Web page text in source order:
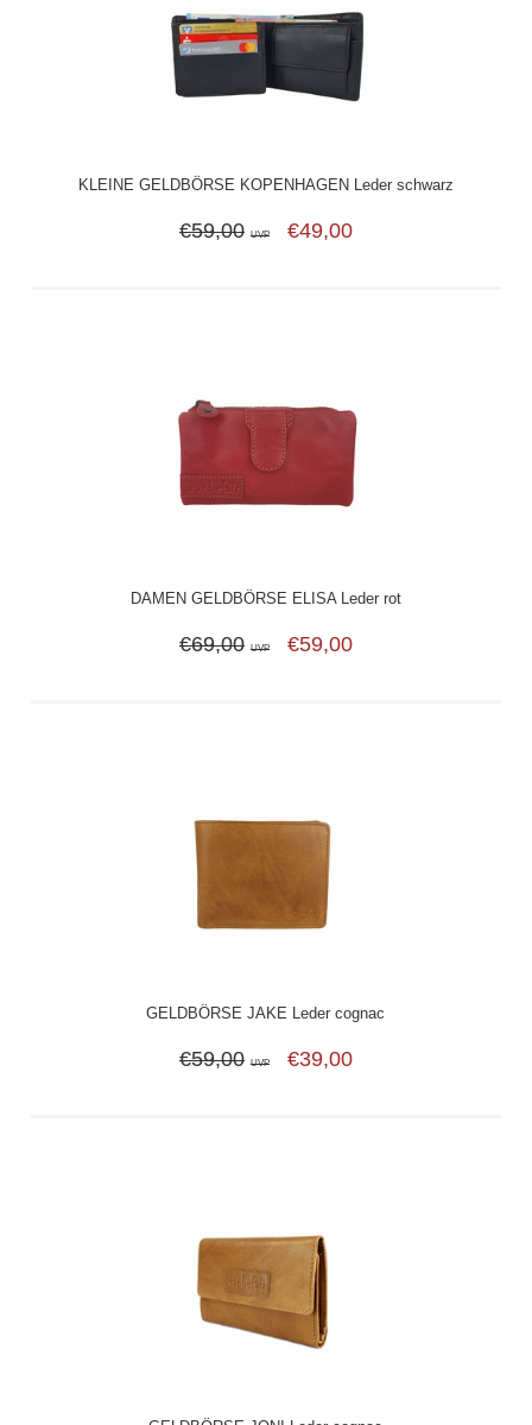
KLEINE GELDBÖRSE KOPENHAGEN Leder schwarz
€59,00 UVP €49,00
DAMEN GELDBÖRSE ELISA Leder rot
€69,00 UVP €59,00
GELDBÖRSE JAKE Leder cognac
€59,00 UVP €39,00